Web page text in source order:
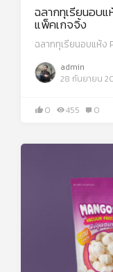
ฉลากทุเรียนอบแ
แพ็คเกจจิ้ง
ฉลากทุเรียนอบแห้ง
admin
28 กันยายน
0 455 0